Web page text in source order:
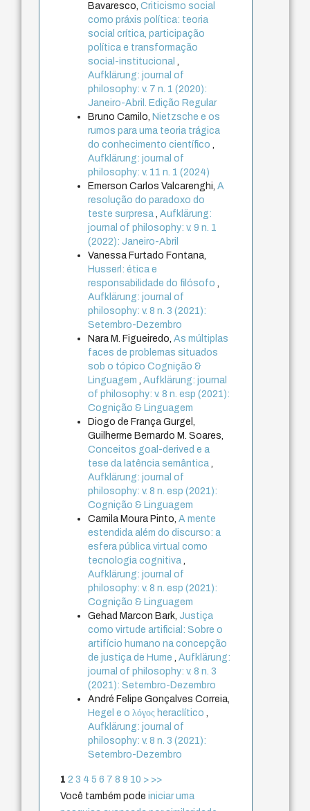
Bavaresco,Criticismo social
como práxis política: teoria
social crítica, participação
política e transformação
social-institucional,
Aufklärung: journal of
philosophy: v. 7 n. 1 (2020):
Janeiro-Abril. Edição Regular
Bruno Camilo, Nietzsche e os
rumos para uma teoria trágica
do conhecimento científico,
Aufklärung: journal of
philosophy: v. 11 n. 1 (2024)
Emerson Carlos Valcarenghi,A
resolução do paradoxo do
teste surpresa,Aufklärung:
journal of philosophy: v. 9 n. 1
(2022): Janeiro-Abril
Vanessa Furtado Fontana,
Husserl: ética e
responsabilidade do filósofo,
Aufklärung: journal of
philosophy: v. 8 n. 3 (2021):
Setembro-Dezembro
Nara M. Figueiredo,As múltiplas
faces de problemas situados
sob o tópico Cognição &
Linguagem,Aufklärung: journal
of philosophy: v. 8 n. esp (2021):
Cognição & Linguagem
Diogo de França Gurgel,
Guilherme Bernardo M. Soares,
Conceitos goal-derived e a
tese da latência semântica,
Aufklärung: journal of
philosophy: v. 8 n. esp (2021):
Cognição & Linguagem
Camila Moura Pinto,A mente
estendida além do discurso: a
esfera pública virtual como
tecnologia cognitiva,
Aufklärung: journal of
philosophy: v. 8 n. esp (2021):
Cognição & Linguagem
Gehad Marcon Bark,Justiça
como virtude artificial: Sobre o
artifício humano na concepção
de justiça de Hume,Aufklärung:
journal of philosophy: v. 8 n. 3
(2021): Setembro-Dezembro
André Felipe Gonçalves Correia,
Hegel e o λόγος heraclítico,
Aufklärung: journal of
philosophy: v. 8 n. 3 (2021):
Setembro-Dezembro
1 2 3 4 5 6 7 8 9 10 > >>
Você também podeiniciar uma